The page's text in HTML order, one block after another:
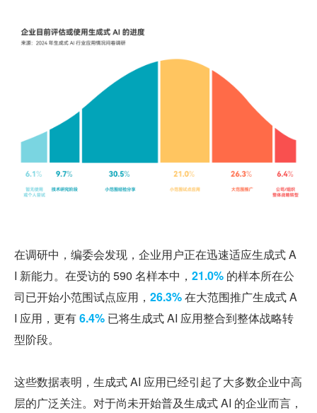
在调研中，编委会发现，企业用户正在迅速适应生成式 A
I 新能力。在受访的 590 名样本中， 21.0% 的样本所在公
司已开始小范围试点应用， 26.3% 在大范围推广生成式 A
I 应用，更有 6.4% 已将生成式 AI 应用整合到整体战略转
型阶段。
这些数据表明，生成式 AI 应用已经引起了大多数企业中高
层的广泛关注。对于尚未开始普及生成式 AI 的企业而言，